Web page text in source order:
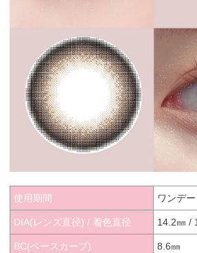
使用期間 ワンデー
DIA(レンズ直径) / 着色直径 14.2㎜ /
BC(ベースカーブ) 8.6㎜